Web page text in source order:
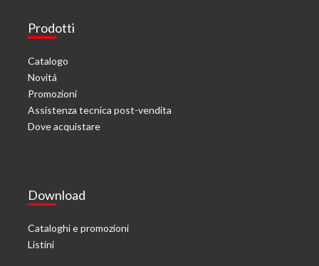
Prodotti
Catalogo
Novitá
Promozioni
Assistenza tecnica post-vendita
Dove acquistare
Download
Cataloghi e promozioni
Listini